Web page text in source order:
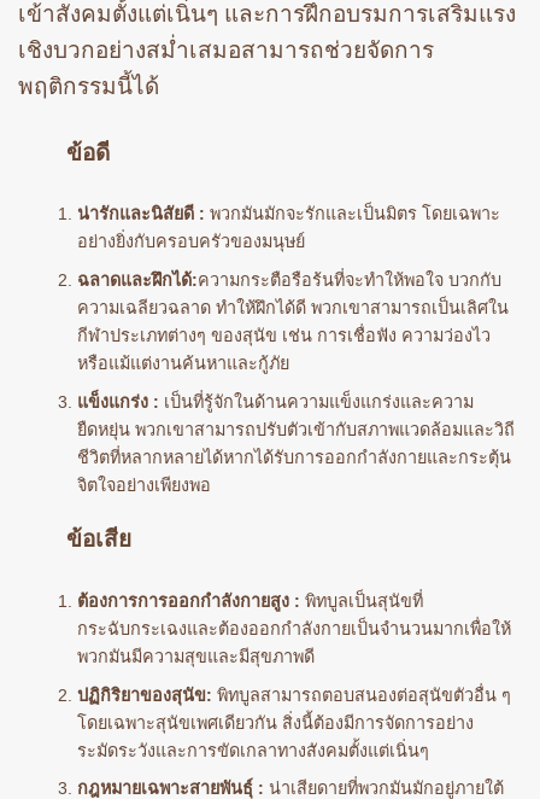
เข้าสังคมตั้งแต่เนิ่นๆ และการฝึกอบรมการเสริมแรง
เชิงบวกอย่างสม่ำเสมอสามารถช่วยจัดการ
พฤติกรรมนี้ได้
ข้อดี
น่ารักและนิสัยดี : พวกมันมักจะรักและเป็นมิตร โดยเฉพาะ
อย่างยิ่งกับครอบครัวของมนุษย์
ฉลาดและฝึกได้:ความกระตือรือร้นที่จะทำให้พอใจ บวกกับ
ความเฉลียวฉลาด ทำให้ฝึกได้ดี พวกเขาสามารถเป็นเลิศใน
กีฬาประเภทต่างๆ ของสุนัข เช่น การเชื่อฟัง ความว่องไว
หรือแม้แต่งานค้นหาและกู้ภัย
แข็งแกร่ง : เป็นที่รู้จักในด้านความแข็งแกร่งและความ
ยืดหยุ่น พวกเขาสามารถปรับตัวเข้ากับสภาพแวดล้อมและวิถี
ชีวิตที่หลากหลายได้หากได้รับการออกกำลังกายและกระตุ้น
จิตใจอย่างเพียงพอ
ข้อเสีย
ต้องการการออกกำลังกายสูง : พิทบูลเป็นสุนัขที่
กระฉับกระเฉงและต้องออกกำลังกายเป็นจำนวนมากเพื่อให้
พวกมันมีความสุขและมีสุขภาพดี
ปฏิกิริยาของสุนัข: พิทบูลสามารถตอบสนองต่อสุนัขตัวอื่น ๆ
โดยเฉพาะสุนัขเพศเดียวกัน สิ่งนี้ต้องมีการจัดการอย่าง
ระมัดระวังและการขัดเกลาทางสังคมตั้งแต่เนิ่นๆ
กฎหมายเฉพาะสายพันธุ์ : น่าเสียดายที่พวกมันมักอยู่ภายใต้